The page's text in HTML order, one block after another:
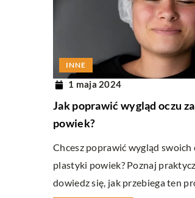
INNE
1 maja 2024
Jak poprawić wygląd oczu
powiek?
Chcesz poprawić wygląd swoich
plastyki powiek? Poznaj
dowiedz się, jak przebiega ten
22
z
jak